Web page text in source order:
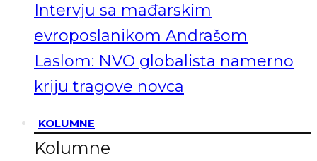
Intervju sa mađarskim
evroposlanikom Andrašom
Laslom: NVO globalista namerno
kriju tragove novca
KOLUMNE
Kolumne